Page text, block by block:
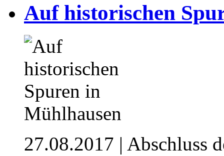
Auf historischen
27.08.2017 | Abschluss